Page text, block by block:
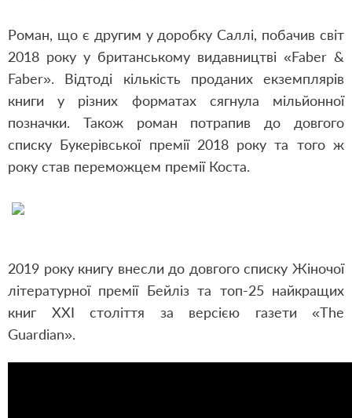
Роман, що є другим у доробку Саллі, побачив світ
2018 року у британському видавництві «Faber &
Faber». Відтоді кількість проданих екземплярів
книги у різних форматах сягнула мільйонної
позначки. Також роман потрапив до довгого
списку Букерівської премії 2018 року та того ж
року став переможцем премії Коста.
2019 року книгу внесли до довгого списку Жіночої
літературної премії Бейліз та топ-25 найкращих
книг ХХІ століття за версією газети «The
Guardian».